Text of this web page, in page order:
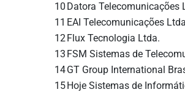
10 Datora Telecomunicações
11 EAI Telecomunicações
12 Flux Tecnologia Ltda.
13 FSM Sistemas de
14GT Group International
15 Hoje Sistemas de